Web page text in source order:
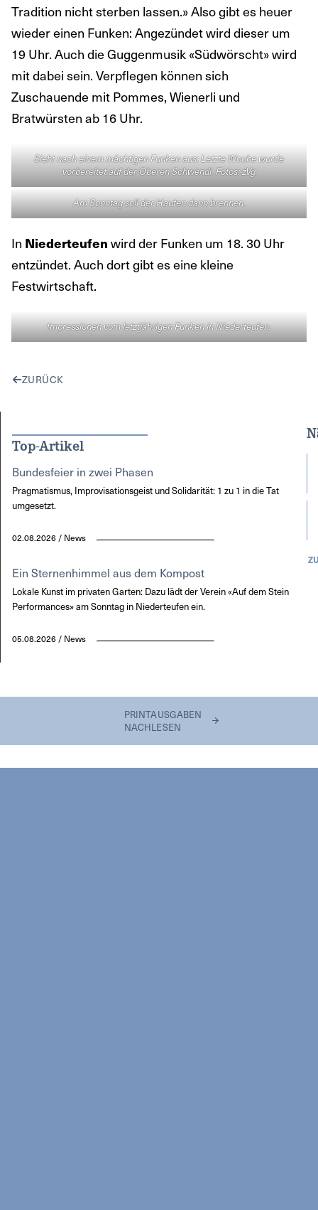
Tradition nicht sterben lassen.» Also gibt es heuer
wieder einen Funken: Angezündet wird dieser um
19 Uhr. Auch die Guggenmusik «Südwörscht» wird
mit dabei sein. Verpflegen können sich
Zuschauende mit Pommes, Wienerli und
Bratwürsten ab 16 Uhr.
Sieht nach einem mächtigen Funken aus: Letzte Woche wurde
vorbereitet auf der Oberen Schwendi. Fotos: zVg
Am Sonntag soll der Haufen dann brennen.
In Niederteufen wird der Funken um 18. 30 Uhr
entzündet. Auch dort gibt es eine kleine
Festwirtschaft.
Impressionen vom letztjährigen Funken in Niederteufen.
ZURÜCK
Top-Artikel
Bundesfeier in zwei Phasen
Pragmatismus, Improvisationsgeist und Solidarität: 1 zu 1 in die Tat
umgesetzt.
02.08.2026 / News
Ein Sternenhimmel aus dem Kompost
Lokale Kunst im privaten Garten: Dazu lädt der Verein «Auf dem Stein
Performances» am Sonntag in Niederteufen ein.
05.08.2026 / News
PRINTAUSGABEN
NACHLESEN